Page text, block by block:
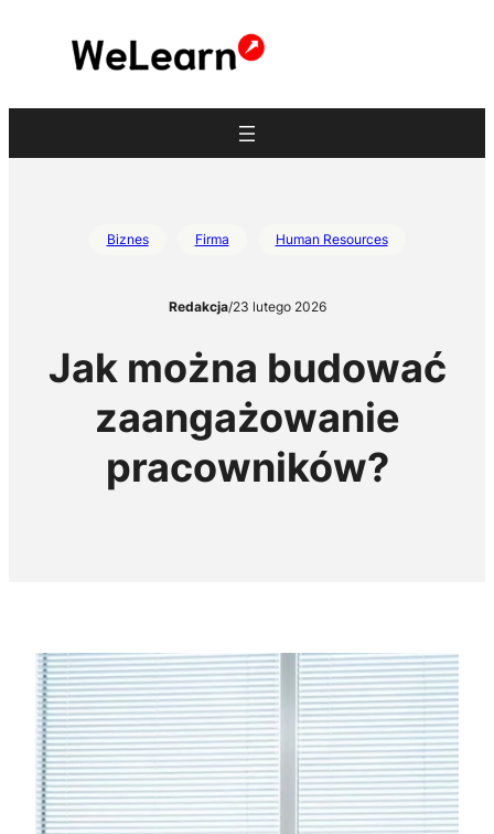
Biznes Firma Human Resources
Redakcja/23 lutego 2026
Jak można budować
zaangażowanie
pracowników?